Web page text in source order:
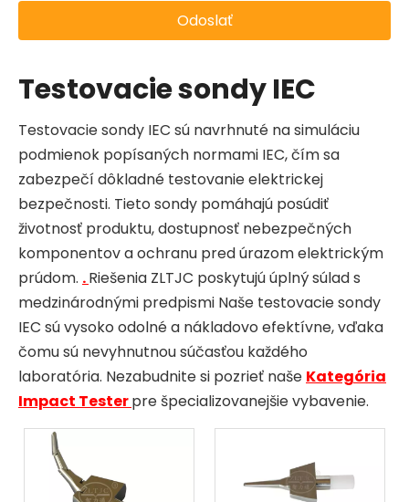
Odoslať
Testovacie sondy IEC
Testovacie sondy IEC sú navrhnuté na simuláciu
podmienok popísaných normami IEC, čím sa
zabezpečí dôkladné testovanie elektrickej
bezpečnosti. Tieto sondy pomáhajú posúdiť
životnosť produktu, dostupnosť nebezpečných
komponentov a ochranu pred úrazom elektrickým
prúdom. .Riešenia ZLTJC poskytujú úplný súlad s
medzinárodnými predpismi Naše testovacie sondy
IEC sú vysoko odolné a nákladovo efektívne, vďaka
čomu sú nevyhnutnou súčasťou každého
laboratória. Nezabudnite si pozrieť naše Kategória
Impact Testerpre špecializovanejšie vybavenie.